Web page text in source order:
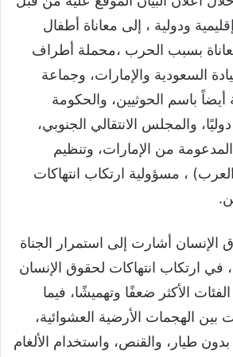
ودولية ، إلى معاناة أطفال
بسبب الحرب ،محملة أطراف
السعودية والإمارات، وجماعة
أيضاً باسم الحوثيين، والحكومة
والمجلس الانتقالي الجنوبي،
من الإمارات، وتنظيم
، مسؤولية ارتكاب انتهاكات
أشارت إلى استمرار الجناة
، خلال العام 2023 ، في ارتكاب انتهاكات لحقوق الإنسان
الأكثر ضعفًا وتهميشًا، فيما
بين الهجمات الأرضية العشوائية،
طيار، والقنص، واستخدام الألغام